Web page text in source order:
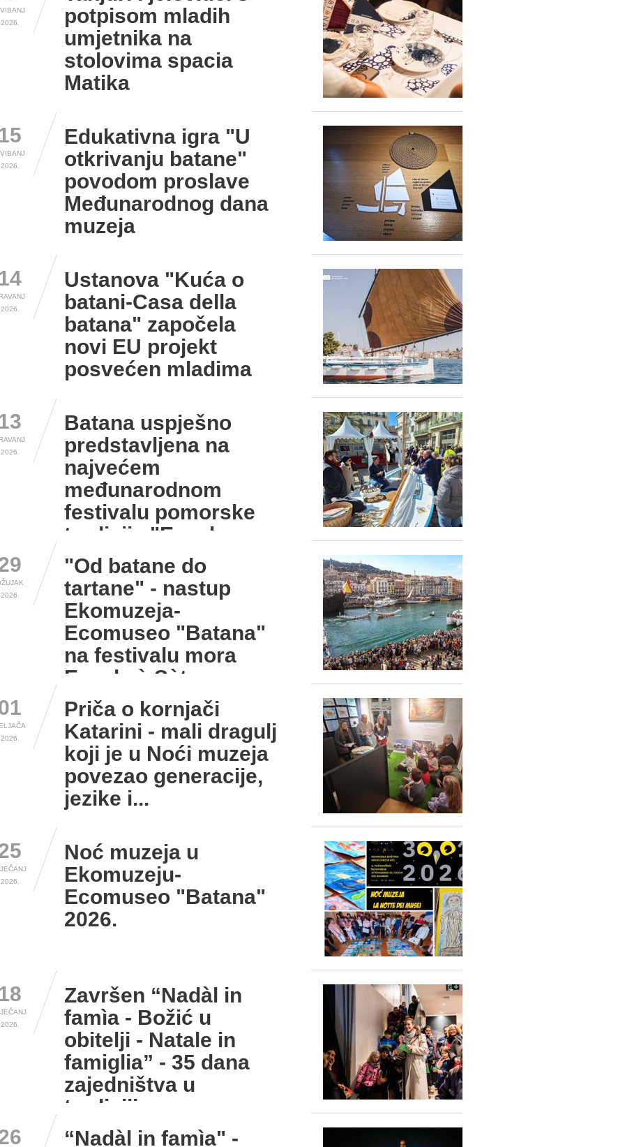
2026.
potpisom mladih
umjetnika na
stolovima spacia
Matika
2026.
Edukativna igra "U
otkrivanju batane"
povodom proslave
Međunarodnog dana
muzeja
2026.
Ustanova "Kuća o
batani-Casa della
batana" započela
novi EU projekt
posvećen mladima
2026.
Batana uspješno
predstavljena na
najvećem
međunarodnom
festivalu pomorske
tradicije "Escale...
2026.
"Od batane do
tartane" - nastup
Ekomuzeja-
Ecomuseo "Batana"
na festivalu mora
Escale à Sète...
2026.
Priča o kornjači
Katarini - mali dragulj
koji je u Noći muzeja
povezao generacije,
jezike i...
2026.
Noć muzeja u
Ekomuzeju-
Ecomuseo "Batana"
2026.
2026.
Završen “Nadàl in
famìa - Božić u
obitelji - Natale in
famiglia” - 35 dana
zajedništva u
tradiciji...
“Nadàl in famìa" -